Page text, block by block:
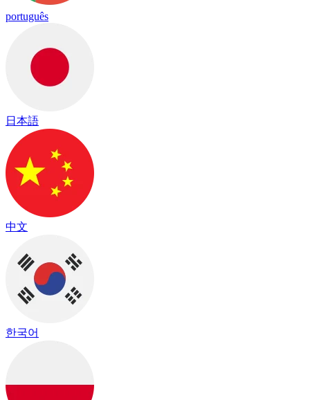
português
日本語
中文
한국어